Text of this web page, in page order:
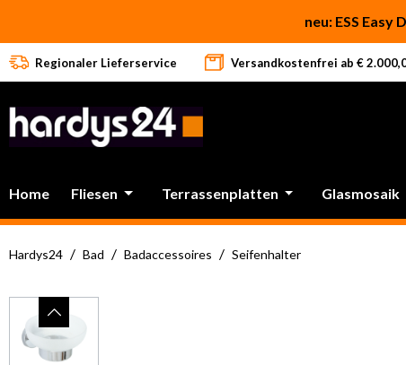
neu: ESS
Regionaler Lieferservice Versandkostenfrei ab €
Home Fliesen Terrassenplatten Glasmosaik
Hardys24 / Bad / Badaccessoires / Seifenhalter
Bildergalerie überspringen